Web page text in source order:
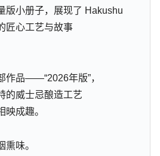
版小册子，展现了 Hakushu
匠心工艺与故事
作品——“2026年版”，
的威士忌酿造工艺
映成趣。
味。